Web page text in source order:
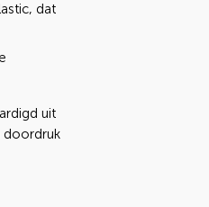
dat
uit
doordruk